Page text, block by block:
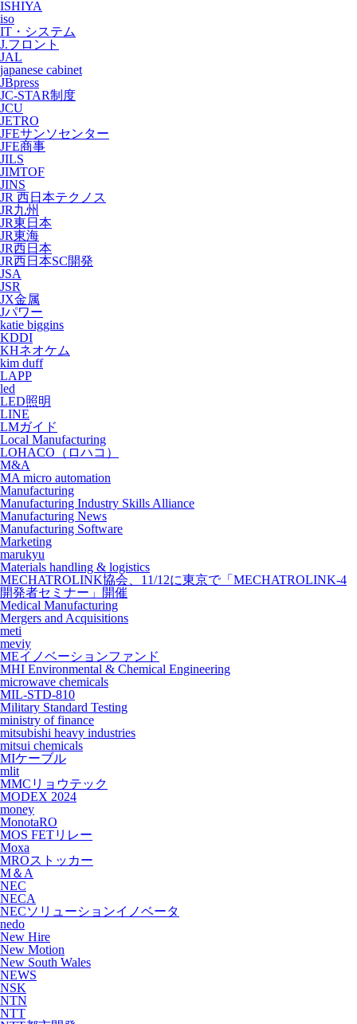
ISHIYA
iso
IT・システム
J.フロント
JAL
japanese cabinet
JBpress
JC-STAR制度
JCU
JETRO
JFEサンソセンター
JFE商事
JILS
JIMTOF
JINS
JR 西日本テクノス
JR九州
JR東日本
JR東海
JR西日本
JR西日本SC開発
JSA
JSR
JX金属
Jパワー
katie biggins
KDDI
KHネオケム
kim duff
LAPP
led
LED照明
LINE
LMガイド
Local Manufacturing
LOHACO（ロハコ）
M&A
MA micro automation
Manufacturing
Manufacturing Industry Skills Alliance
Manufacturing News
Manufacturing Software
Marketing
marukyu
Materials handling & logistics
MECHATROLINK協会、11/12に東京で「MECHATROLINK-4
開発者セミナー」開催
Medical Manufacturing
Mergers and Acquisitions
meti
meviy
MEイノベーションファンド
MHI Environmental & Chemical Engineering
microwave chemicals
MIL-STD-810
Military Standard Testing
ministry of finance
mitsubishi heavy industries
mitsui chemicals
MIケーブル
mlit
MMCリョウテック
MODEX 2024
money
MonotaRO
MOS FETリレー
Moxa
MROストッカー
M＆A
NEC
NECA
NECソリューションイノベータ
nedo
New Hire
New Motion
New South Wales
NEWS
NSK
NTN
NTT